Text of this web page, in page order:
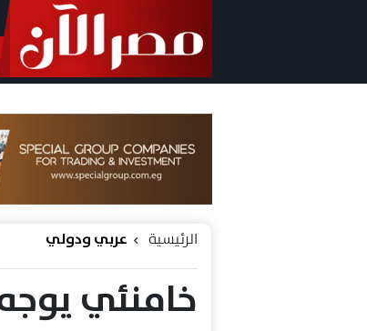
الرئيسية عربي ودولي
خامنئي